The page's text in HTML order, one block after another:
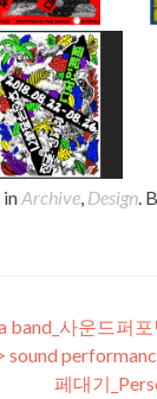
inArchive, Design.
band_사운드퍼
sound
페대기